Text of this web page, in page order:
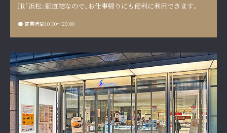
JR「浜松」駅直結なので、お仕事帰りにも便利に利用できます。
● 営業時間10：00～20：00